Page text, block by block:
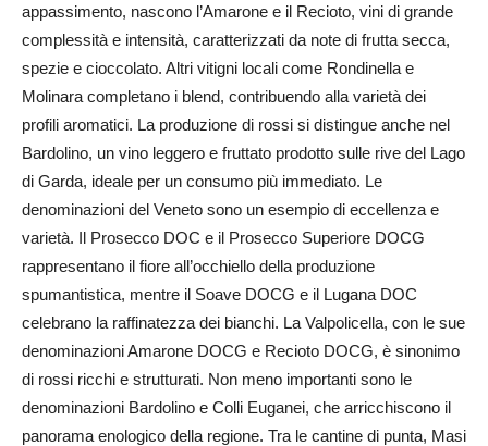
appassimento, nascono l’Amarone e il Recioto, vini di grande
complessità e intensità, caratterizzati da note di frutta secca,
spezie e cioccolato. Altri vitigni locali come Rondinella e
Molinara completano i blend, contribuendo alla varietà dei
profili aromatici. La produzione di rossi si distingue anche nel
Bardolino, un vino leggero e fruttato prodotto sulle rive del Lago
di Garda, ideale per un consumo più immediato. Le
denominazioni del Veneto sono un esempio di eccellenza e
varietà. Il Prosecco DOC e il Prosecco Superiore DOCG
rappresentano il fiore all’occhiello della produzione
spumantistica, mentre il Soave DOCG e il Lugana DOC
celebrano la raffinatezza dei bianchi. La Valpolicella, con le sue
denominazioni Amarone DOCG e Recioto DOCG, è sinonimo
di rossi ricchi e strutturati. Non meno importanti sono le
denominazioni Bardolino e Colli Euganei, che arricchiscono il
panorama enologico della regione. Tra le cantine di punta, Masi